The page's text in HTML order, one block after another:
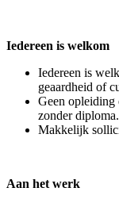
Iedereen is welkom
Iedereen is
geaardheid of
Geen opleiding
zonder diploma.
Makkelijk
Aan het werk